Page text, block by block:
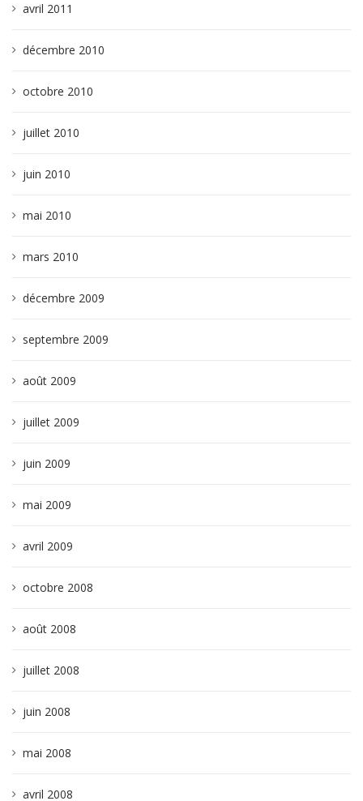
avril 2011
décembre 2010
octobre 2010
juillet 2010
juin 2010
mai 2010
mars 2010
décembre 2009
septembre 2009
août 2009
juillet 2009
juin 2009
mai 2009
avril 2009
octobre 2008
août 2008
juillet 2008
juin 2008
mai 2008
avril 2008